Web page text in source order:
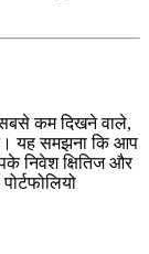
सबसे कम दिखने वाले,
यह समझना कि आप
निवेश क्षितिज और